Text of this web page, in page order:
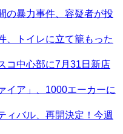
の暴力事件、容疑者が投
、トイレに立て籠もった
コ中心部に7月31日新店
イア」、1000エーカーに
ィバル、再開決定！今週